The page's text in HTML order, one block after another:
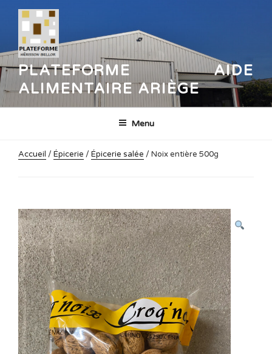
contenu
principal
PLATEFORME AIDE
ALIMENTAIRE ARIÈGE
Menu
Accueil / Épicerie / Épicerie salée / Noix entière 500g